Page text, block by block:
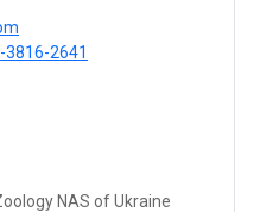
2641
NAS of Ukraine